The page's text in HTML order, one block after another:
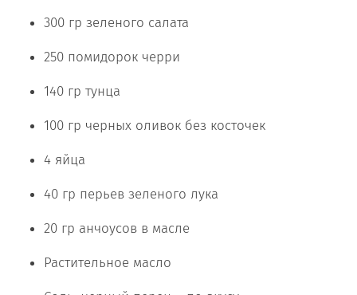
300 гр зеленого салата
250 помидорок черри
140 гр тунца
100 гр черных оливок без косточек
4 яйца
40 гр перьев зеленого лука
20 гр анчоусов в масле
Растительное масло